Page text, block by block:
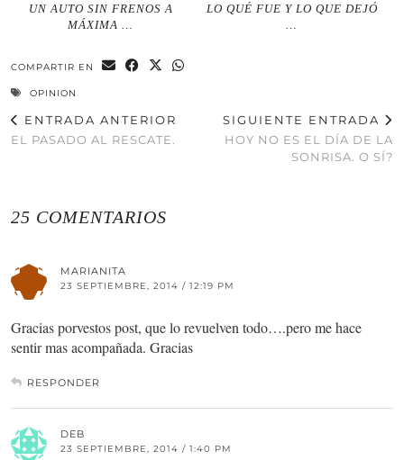
UN AUTO SIN FRENOS A
MÁXIMA …
LO QUÉ FUE Y LO QUE DEJÓ
COMPARTIR EN
OPINION
ENTRADA ANTERIOR
EL PASADO AL RESCATE.
SIGUIENTE ENTRADA
HOY NO ES EL DÍA DE LA
SONRISA. O SÍ?
25 COMENTARIOS
MARIANITA
23 SEPTIEMBRE, 2014 / 12:19 PM
Gracias porvestos post, que lo revuelven todo….pero me hace
sentir mas acompañada. Gracias
RESPONDER
DEB
23 SEPTIEMBRE, 2014 / 1:40 PM